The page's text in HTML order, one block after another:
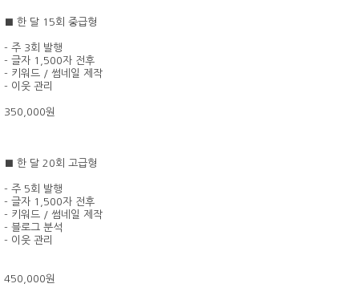
■ 한 달 15회 중급형
- 주 3회 발행
- 글자 1,500자 전후
- 키워드 / 썸네일 제작
- 이웃 관리
350,000원
■ 한 달 20회 고급형
- 주 5회 발행
- 글자 1,500자 전후
- 키워드 / 썸네일 제작
- 블로그 분석
- 이웃 관리
450,000원